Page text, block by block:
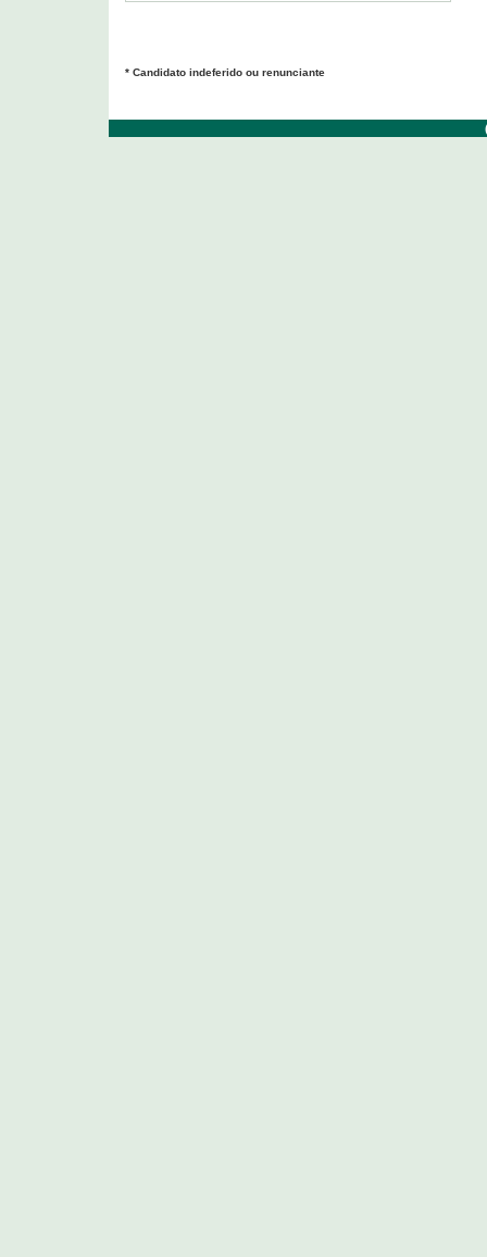
* Candidato indeferido ou renunciante